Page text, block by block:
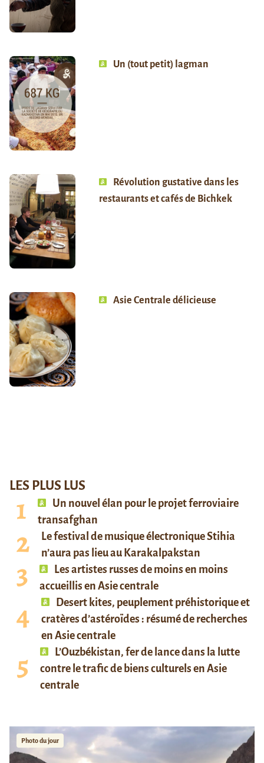
Un (tout petit) lagman
Révolution gustative dans les
restaurants et cafés de Bichkek
Asie Centrale délicieuse
LES PLUS LUS
Un nouvel élan pour le projet ferroviaire
transafghan
Le festival de musique électronique Stihia
n’aura pas lieu au Karakalpakstan
Les artistes russes de moins en moins
accueillis en Asie centrale
Desert kites, peuplement préhistorique et
cratères d’astéroïdes : résumé de recherches
en Asie centrale
L’Ouzbékistan, fer de lance dans la lutte
contre le trafic de biens culturels en Asie
centrale
Photo du jour